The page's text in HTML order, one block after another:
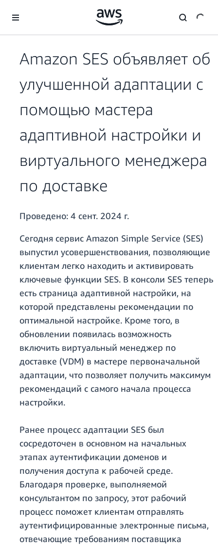
Перейти к главному контенту
Amazon SES объявляет об
улучшенной адаптации с
помощью мастера
адаптивной настройки и
виртуального менеджера
по доставке
Проведено: 4 сент. 2024 г.
Сегодня сервис Amazon Simple Service (SES)
выпустил усовершенствования, позволяющие
клиентам легко находить и активировать
ключевые функции SES. В консоли SES теперь
есть страница адаптивной настройки, на
которой представлены рекомендации по
оптимальной настройке. Кроме того, в
обновлении появилась возможность
включить виртуальный менеджер по
доставке (VDM) в мастере первоначальной
адаптации, что позволяет получить максимум
рекомендаций с самого начала процесса
настройки.
Ранее процесс адаптации SES был
сосредоточен в основном на начальных
этапах аутентификации доменов и
получения доступа к рабочей среде.
Благодаря проверке, выполняемой
консультантом по запросу, этот рабочий
процесс поможет клиентам отправлять
аутентифицированные электронные письма,
отвечающие требованиям поставщика